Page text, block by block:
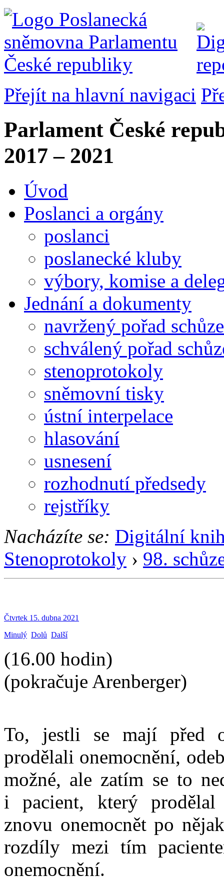
Přejít na hlavní navigaci
Parlament České
2017 – 2021
Úvod
Poslanci a orgány
poslanci
poslanecké kluby
výbory, komise a
Jednání a dokumenty
navržený pořad schůze
schválený pořad
stenoprotokoly
sněmovní tisky
ústní interpelace
hlasování
usnesení
rozhodnutí předsedy
rejstříky
Nacházíte se: Digitální
Stenoprotokoly › 98.
Čtvrtek 15. dubna 2021
Minulý Dolů Další
(16.00 hodin)
(pokračuje Arenberger)
To, jestli se mají před
prodělali onemocnění,
možné, ale zatím se to
i pacient, který prodělal
znovu onemocnět po
rozdíly mezi tím
onemocnění.